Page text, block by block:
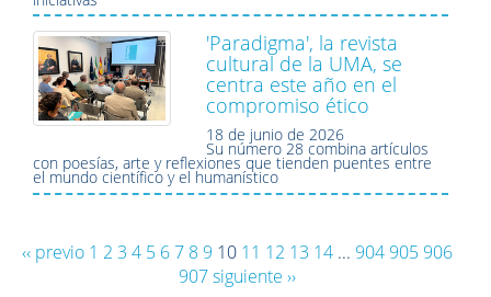
'Paradigma', la revista
cultural de la UMA, se
centra este año en el
compromiso ético
18 de junio de 2026
Su número 28 combina artículos
con poesías, arte y reflexiones que tienden puentes entre
el mundo científico y el humanístico
‹‹ previo 1 2 3 4 5 6 7 8 9 10 11 12 13 14... 904 905 906
907 siguiente ››